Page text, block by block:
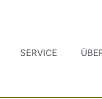
SERVICE